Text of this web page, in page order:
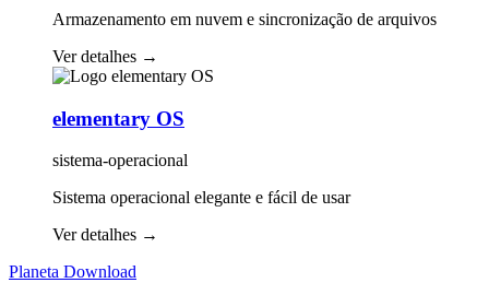
Armazenamento em nuvem e sincronização de arquivos
Ver detalhes →
elementary OS
sistema-operacional
Sistema operacional elegante e fácil de usar
Ver detalhes →
Planeta Download